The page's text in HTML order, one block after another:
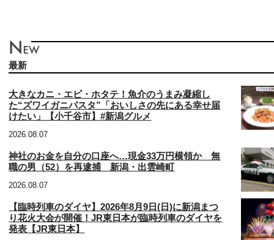
最新
大きなカニ・エビ・ホタテ！魚介のうまみ凝縮し
た“ズワイガニパスタ”「おいしさの先にある幸せ届
けたい」【小千谷市】#新潟グルメ
2026.08.07
神社のお金を自分の口座へ…現金33万円横領か 無
職の男（52）を再逮捕 新潟・出雲崎町
2026.08.07
【臨時列車のダイヤ】2026年8月9日(日)に新潟まつ
り花火大会が開催！JR東日本が臨時列車のダイヤを
発表【JR東日本】